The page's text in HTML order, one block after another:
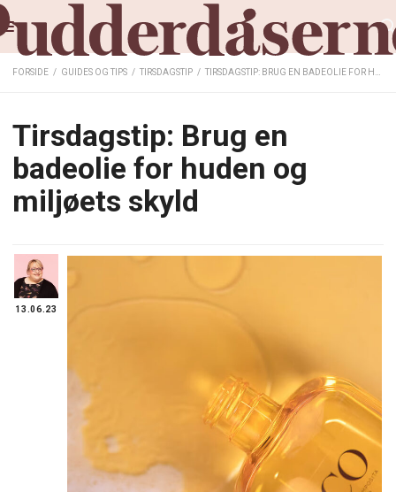
FORSIDE / GUIDES OG TIPS / TIRSDAGSTIP / TIRSDAGSTIP: BRUG EN BADEOLIE FOR HUDEN OG MILJØETS SKYLD
Tirsdagstip: Brug en
badeolie for huden og
miljøets skyld
13.06.23